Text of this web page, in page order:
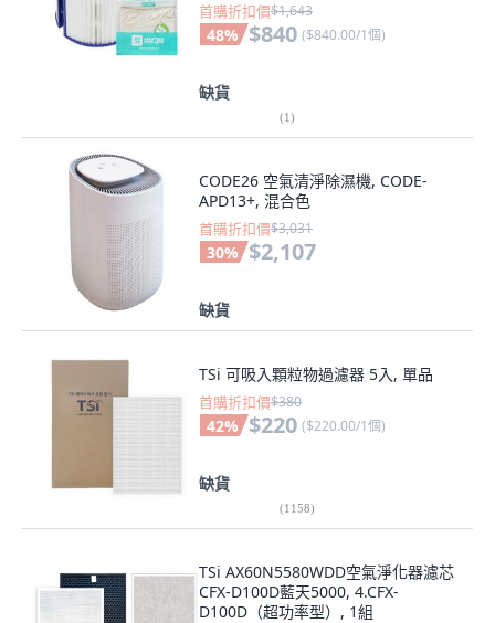
首購折扣價$1,643
48% $840 ($840.00/1個)
缺貨
(1)
CODE26 空氣清淨除濕機, CODE-
APD13+, 混合色
首購折扣價$3,031
30% $2,107
缺貨
TSi 可吸入顆粒物過濾器 5入, 單品
首購折扣價$380
42% $220 ($220.00/1個)
缺貨
(1158)
TSi AX60N5580WDD空氣淨化器濾芯
CFX-D100D藍天5000, 4.CFX-
D100D（超功率型）, 1組